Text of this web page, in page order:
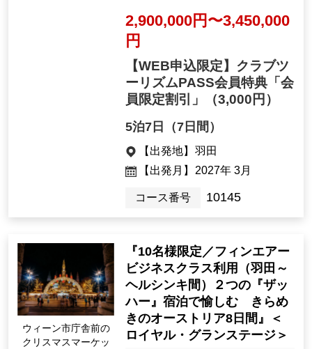
2,900,000円〜3,450,000
円
【WEB申込限定】クラブツ
ーリズムPASS会員特典「会
員限定割引」
（3,000円）
5泊7日（7日間）
【出発地】 羽田
【出発月】 2027年 3月
コース番号 10145
ウィーン市庁舎前の
クリスマスマーケッ
『10名様限定／フィンエアー
ビジネスクラス利用（羽田～
ヘルシンキ間）２つの『ザッ
ハー』宿泊で愉しむ きらめ
きのオーストリア8日間』＜
ロイヤル・グランステージ＞